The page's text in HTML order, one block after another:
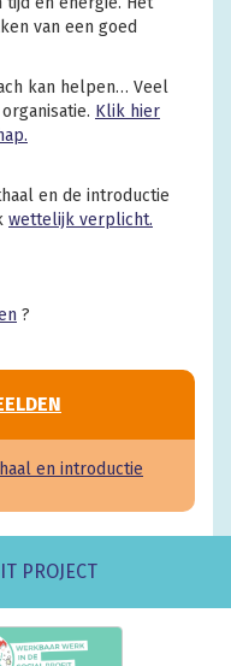
van een goed
kan helpen… Veel
Klik hier
en de introductie
wettelijk verplicht.
?
en introductie
PROJECT